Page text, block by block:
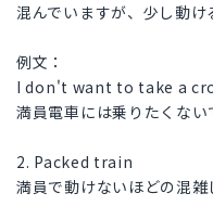
混んでいますが、少し動け
例文：
I don't want to take a
満員電車には乗りたくない
2. Packed train
満員で動けないほどの混雑